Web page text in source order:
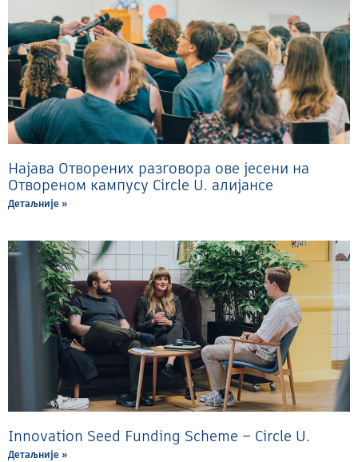
Најава Отворених разговора ове јесени на
Отвореном кампусу Circle U. алијансе
Детаљније »
Innovation Seed Funding Scheme – Circle U.
Детаљније »